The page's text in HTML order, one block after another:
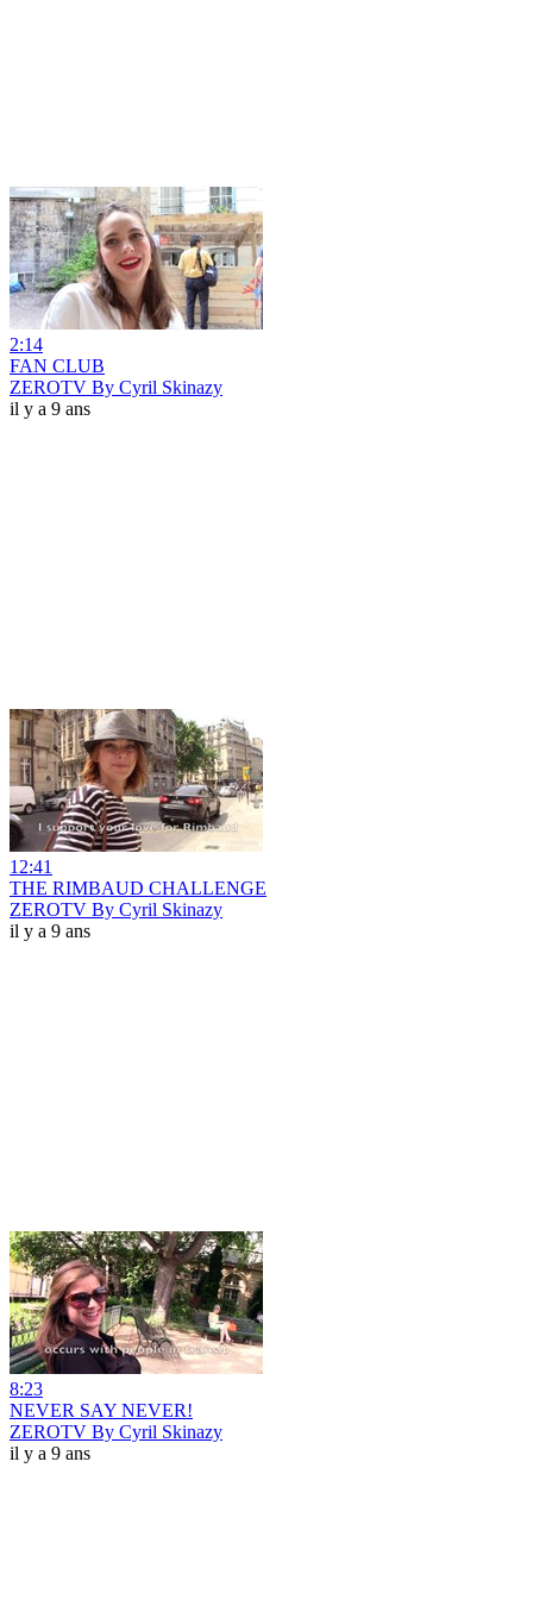
2:14
FAN CLUB
ZEROTV By Cyril Skinazy
il y a 9 ans
12:41
THE RIMBAUD CHALLENGE
ZEROTV By Cyril Skinazy
il y a 9 ans
8:23
NEVER SAY NEVER!
ZEROTV By Cyril Skinazy
il y a 9 ans